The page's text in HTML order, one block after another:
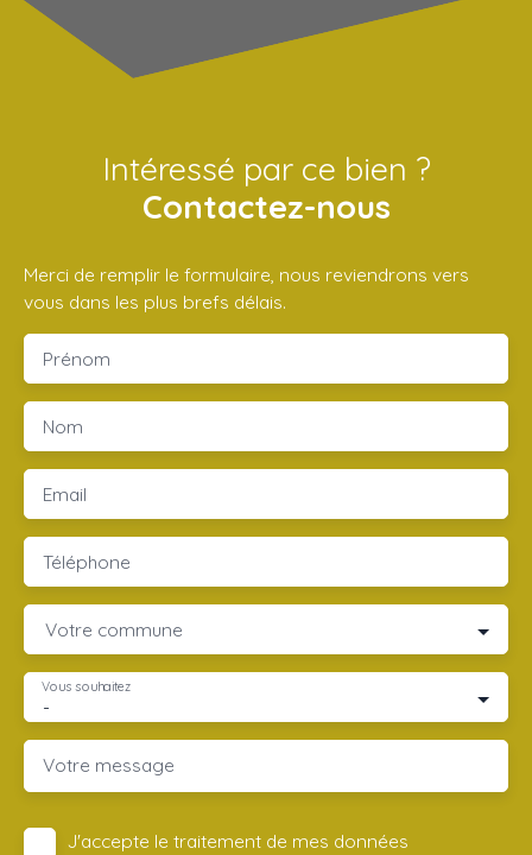
Intéressé par ce bien ?
Contactez-nous
Merci de remplir le formulaire, nous reviendrons vers
vous dans les plus brefs délais.
Prénom
Nom
Email
Téléphone
Votre commune
-
Vous souhaitez
Votre message
J'accepte le traitement de mes données